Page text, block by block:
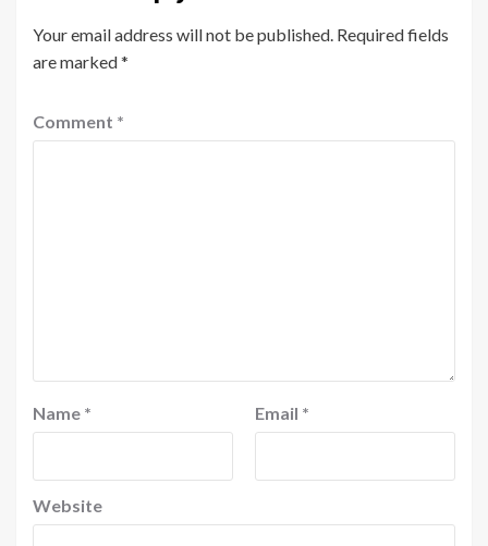
Your email address will not be published. Required fields
are marked*
Comment *
Name * Email *
Website